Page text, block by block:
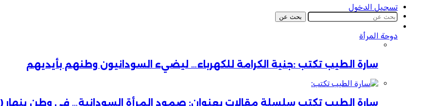
تسجيل الدخول
بحث عن
دوحة المرأة
سارة الطيب تكتب :جنية الكرامة للكهرباء… ليضيء السودانيون وطنهم بأيديهم
سارة الطيب تكتب سلسلة مقالات بعنوان: صمود المرأة السودانية… في وطنٍ ينهار (2)